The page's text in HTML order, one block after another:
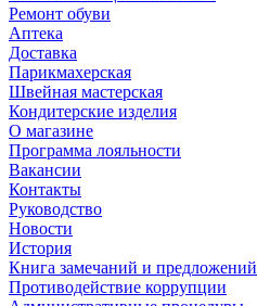
Ремонт обуви
Аптека
Доставка
Парикмахерская
Швейная мастерская
Кондитерские изделия
О магазине
Программа лояльности
Вакансии
Контакты
Руководство
Новости
История
Книга замечаний и предложений
Противодействие коррупции